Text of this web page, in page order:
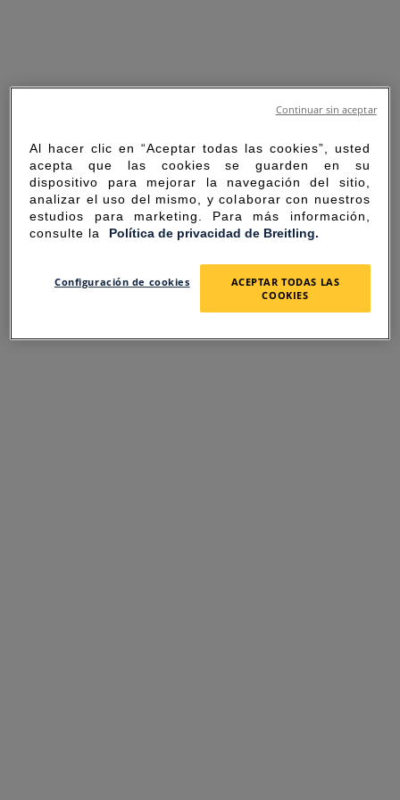
SORRY FOR THE
INCONVENIENCE
Al hacer clic en “Aceptar todas las cookies”, usted
acepta que las cookies se guarden en su
dispositivo para mejorar la navegación del sitio,
analizar el uso del mismo, y colaborar con nuestros
estudios para marketing. Para más información,
consulte la Política de privacidad de Breitling.
Configuración de cookies
ACEPTAR TODAS LAS
COOKIES
Continuar sin aceptar